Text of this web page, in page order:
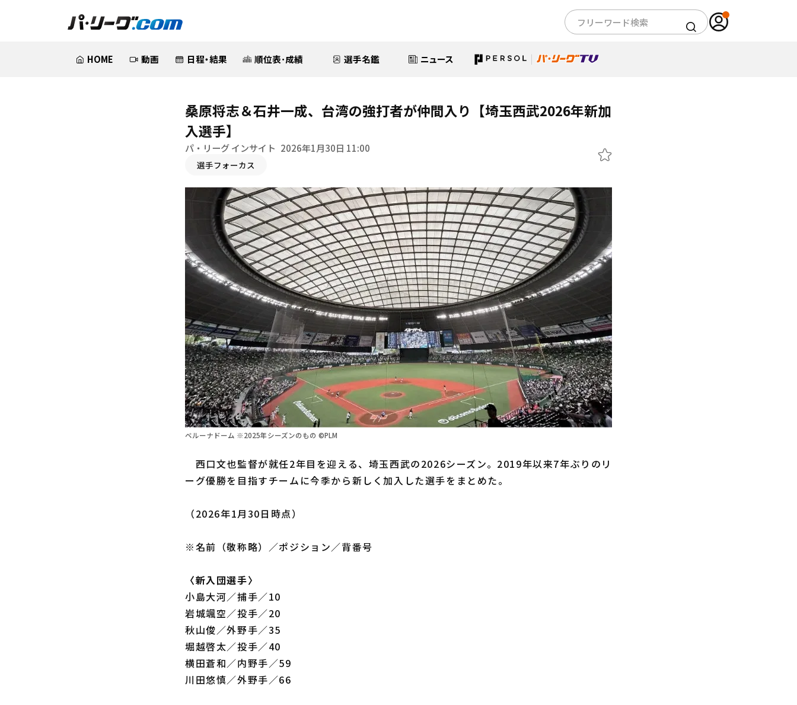
HOME 動画 日程・結果 順位表･成績 選手名鑑 ニュース
桑原将志＆石井一成、台湾の強打者が仲間入り【埼玉西武2026年新加
入選手】
パ・リーグ インサイト 2026年1月30日 11:00
選手フォーカス
ベルーナドーム ※2025年シーズンのもの ©PLM
西口文也監督が就任2年目を迎える、埼玉西武の2026シーズン。2019年以来7年ぶりのリ
ーグ優勝を目指すチームに今季から新しく加入した選手をまとめた。
（2026年1月30日時点）
※名前（敬称略）／ポジション／背番号
〈新入団選手〉
小島大河／捕手／10
岩城颯空／投手／20
秋山俊／外野手／35
堀越啓太／投手／40
横田蒼和／内野手／59
川田悠慎／外野手／66